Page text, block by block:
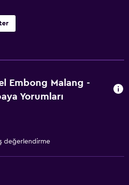
Embong Malang -
Yorumları
değerlendirme